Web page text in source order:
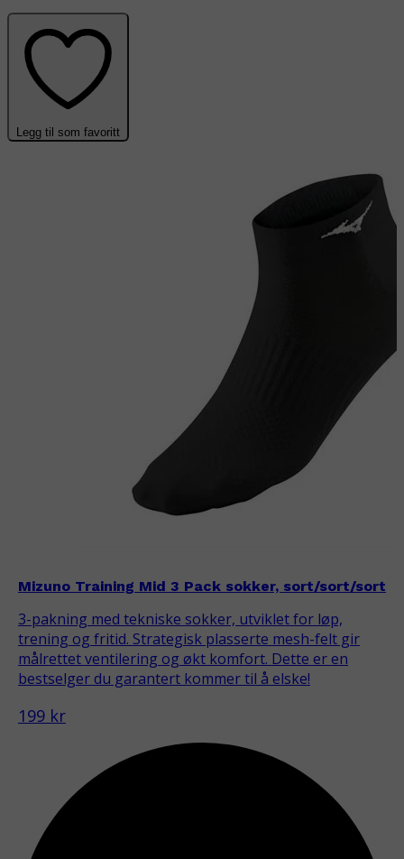
Legg til som favoritt
Mizuno Training Mid 3 Pack sokker, sort/sort/sort
3-pakning med tekniske sokker, utviklet for løp,
trening og fritid. Strategisk plasserte mesh-felt gir
målrettet ventilering og økt komfort. Dette er en
bestselger du garantert kommer til å elske!
199 kr